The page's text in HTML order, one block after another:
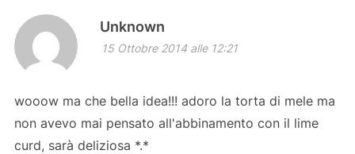
Unknown
15 Ottobre 2014 alle 12:21
wooow ma che bella idea!!! adoro la torta di mele ma
non avevo mai pensato all'abbinamento con il lime
curd, sarà deliziosa *.*